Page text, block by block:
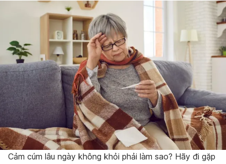
Cảm cúm lâu ngày không khỏi phải làm sao? Hãy đi gặp